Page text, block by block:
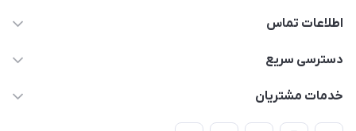
اطلاعات تماس
05191001370
دسترسی سریع
حساب کاربری
خدمات مشتریان
پیگیری سفارش